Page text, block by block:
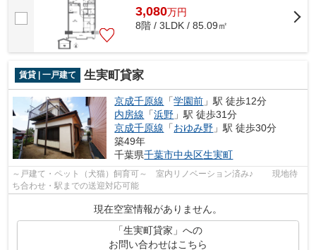
3,080万円
8階 / 3LDK / 85.09㎡
賃貸 | 一戸建て 生実町貸家
京成千原線 「学園前 」駅 徒歩12分
内房線 「浜野 」駅 徒歩31分
京成千原線 「おゆみ野 」駅 徒歩30分
築49年
千葉県千葉市中央区生実町
～戸建て・ペット（犬猫）飼育可～ 室内リノベーション済み♪ 現地待
ち合わせ・駅までの送迎対応可能
現在空室情報がありません。
「生実町貸家」への
お問い合わせはこちら